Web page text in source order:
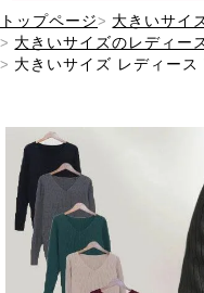
トップページ
大きいサイ
大きいサイズのレディー
大きいサイズ レディー